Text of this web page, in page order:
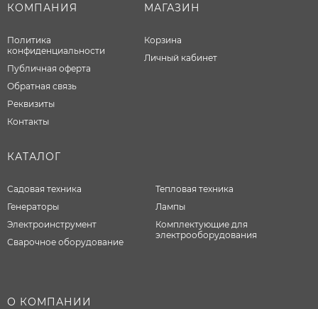
КОМПАНИЯ
Политика
конфиденциальности
Публичная оферта
Обратная связь
Реквизиты
Контакты
МАГАЗИН
Корзина
Личный кабинет
КАТАЛОГ
Садовая техника
Генераторы
Электроинструмент
Сварочное оборудование
Тепловая техника
Лампы
Комплектующие для
электрооборудования
О КОМПАНИИ